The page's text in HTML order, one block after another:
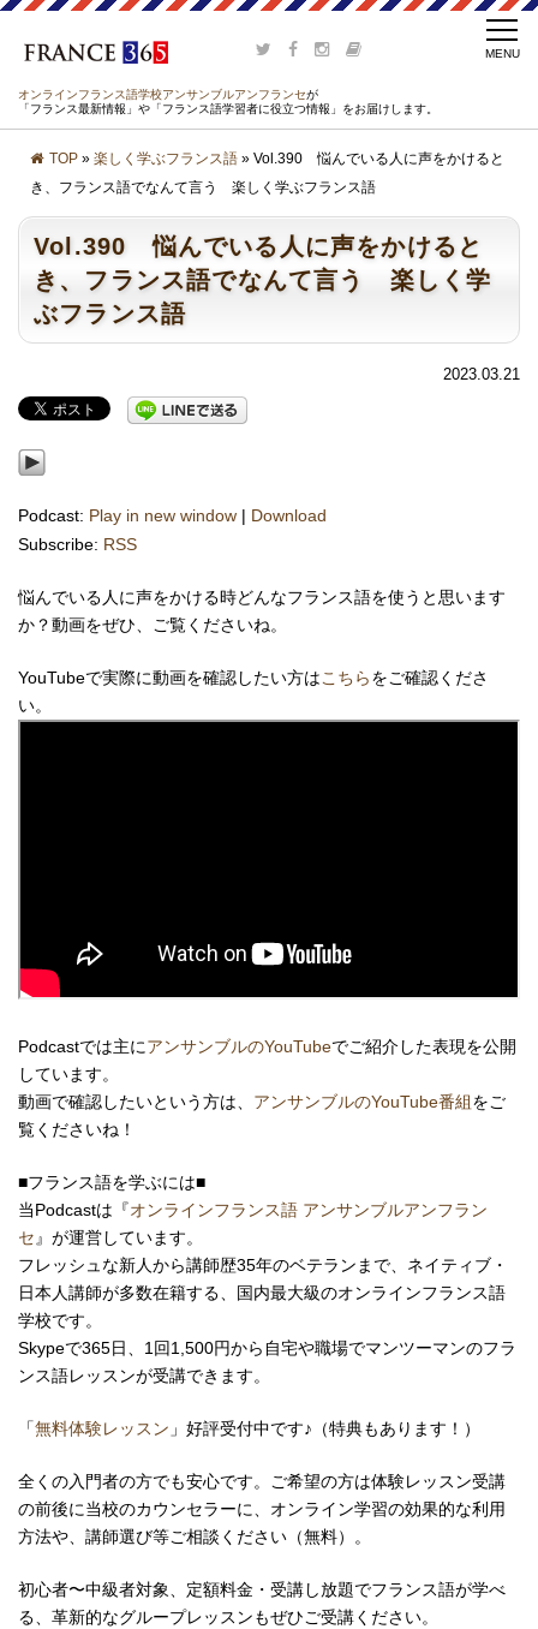
オンラインフランス語学校アンサンブルアンフランセが
「フランス最新情報」や「フランス語学習者に役立つ情報」をお届けします。
TOP » 楽しく学ぶフランス語 » Vol.390 悩んでいる人に声をかけると
き、フランス語でなんて言う 楽しく学ぶフランス語
Vol.390 悩んでいる人に声をかけると
き、フランス語でなんて言う 楽しく学
ぶフランス語
2023.03.21
Podcast: Play in new window | Download
Subscribe: RSS
悩んでいる人に声をかける時どんなフランス語を使うと思います
か？動画をぜひ、ご覧くださいね。
YouTubeで実際に動画を確認したい方はこちらをご確認くださ
い。
Podcastでは主にアンサンブルのYouTubeでご紹介した表現を公開
しています。
動画で確認したいという方は、 アンサンブルのYouTube番組をご
覧くださいね！
■フランス語を学ぶには■
当Podcastは『オンラインフランス語 アンサンブルアンフラン
セ 』が運営しています。
フレッシュな新人から講師歴35年のベテランまで、ネイティブ・
日本人講師が多数在籍する、国内最大級のオンラインフランス語
学校です。
Skypeで365日、1回1,500円から自宅や職場でマンツーマンのフラ
ンス語レッスンが受講できます。
「無料体験レッスン 」好評受付中です♪（特典もあります！）
全くの入門者の方でも安心です。ご希望の方は体験レッスン受講
の前後に当校のカウンセラーに、オンライン学習の効果的な利用
方法や、講師選び等ご相談ください（無料）。
初心者〜中級者対象、定額料金・受講し放題でフランス語が学べ
る、革新的なグループレッスンもぜひご受講ください。